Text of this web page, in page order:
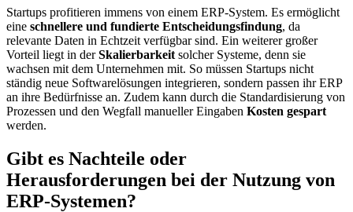
Startups profitieren immens von einem ERP-System. Es ermöglicht
eine schnellere und fundierte Entscheidungsfindung, da
relevante Daten in Echtzeit verfügbar sind. Ein weiterer großer
Vorteil liegt in derSkalierbarkeit solcher Systeme, denn sie
wachsen mit dem Unternehmen mit. So müssen Startups nicht
ständig neue Softwarelösungen integrieren, sondern passen ihr ERP
an ihre Bedürfnisse an. Zudem kann durch die Standardisierung von
Prozessen und den Wegfall manueller Eingaben Kosten gespart
werden.
Gibt es Nachteile oder
Herausforderungen bei der Nutzung von
ERP-Systemen?